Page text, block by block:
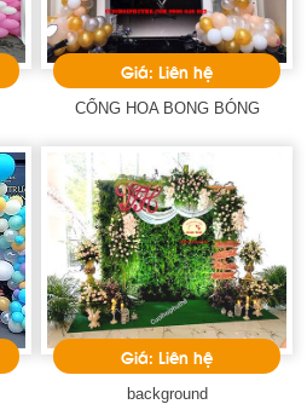
Giá: Liên hệ
CỔNG HOA BONG BÓNG
Giá: Liên hệ
background